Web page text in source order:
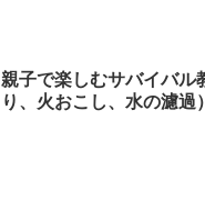
親子で楽しむサバイバル
り、火おこし、水の濾過）